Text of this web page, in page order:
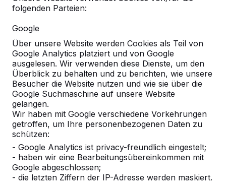
folgenden Parteien:
Google
Über unsere Website werden Cookies als Teil von
Google Analytics platziert und von Google
ausgelesen. Wir verwenden diese Dienste, um den
Überblick zu behalten und zu berichten, wie unsere
Besucher die Website nutzen und wie sie über die
Google Suchmaschine auf unsere Website
gelangen.
Wir haben mit Google verschiedene Vorkehrungen
getroffen, um Ihre personenbezogenen Daten zu
schützen:
- Google Analytics ist privacy-freundlich eingestelt;
- haben wir eine Bearbeitungsübereinkommen mit
Google abgeschlossen;
- die letzten Ziffern der IP-Adresse werden maskiert.
Referenzen
Unsere Produkte finden Sie in ganz Europa
und darüber hinaus. Sehen Sie hier, wo Sie
ein HeBlad-Produkt in Ihrer Nähe finden.
Produkt